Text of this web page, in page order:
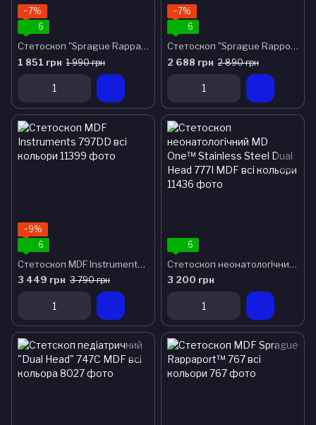
−7%
6
Стетоскоп "Sprague Rappaport" 767 MDF ВО чорний
1 851 грн 1 990 грн
−7%
6
Стетоскоп "Sprague Rapport" 767Х
2 688 грн 2 890 грн
−9%
6
Стетоскоп MDF Instruments 797DD всі кольори
3 449 грн 3 790 грн
6
Стетоскоп неонатологічний MD One™ Stainless Steel Dual Head 777I MDF всі кольори
3 200 грн